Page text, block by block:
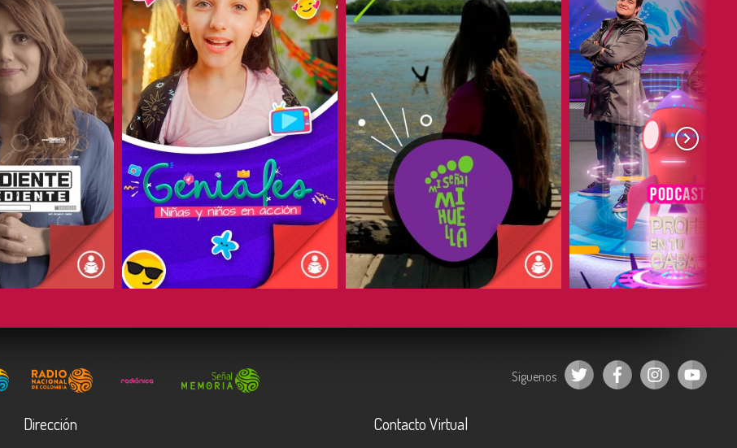
COMPARTIR COMPARTIR COMPARTIR
Síguenos
Dirección Contacto Virtual